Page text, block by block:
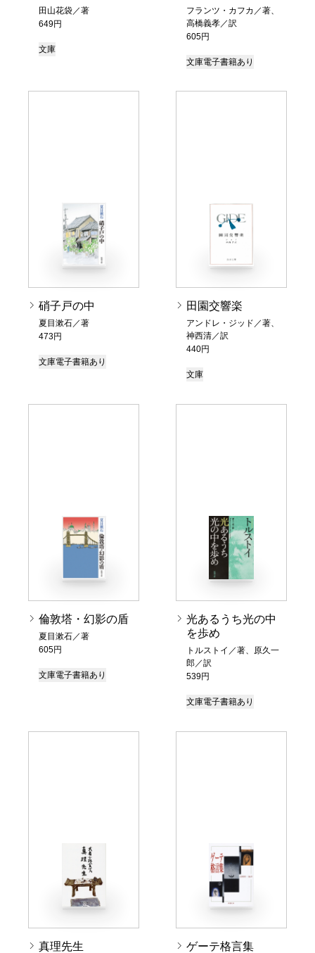
田山花袋／著
649円
文庫
フランツ・カフカ／著、
高橋義孝／訳
605円
文庫電子書籍あり
硝子戸の中
夏目漱石／著
473円
文庫電子書籍あり
田園交響楽
アンドレ・ジッド／著、
神西清／訳
440円
文庫
倫敦塔・幻影の盾
夏目漱石／著
605円
文庫電子書籍あり
光あるうち光の中
を歩め
トルストイ／著、原久一
郎／訳
539円
文庫電子書籍あり
真理先生 ゲーテ格言集